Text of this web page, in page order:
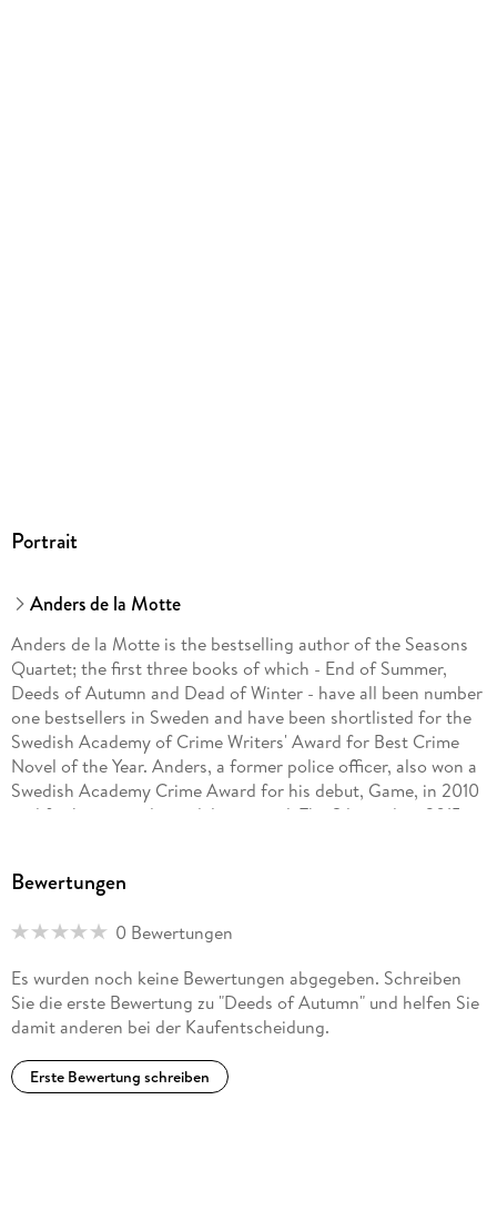
Portrait
Anders de la Motte
Anders de la Motte is the bestselling author of the Seasons
Quartet; the first three books of which - End of Summer,
Deeds of Autumn and Dead of Winter - have all been number
one bestsellers in Sweden and have been shortlisted for the
Swedish Academy of Crime Writers' Award for Best Crime
Novel of the Year. Anders, a former police officer, also won a
Swedish Academy Crime Award for his debut, Game, in 2010
and for his second standalone novel, The Silenced, in 2015.
published over half a million copies. Set in southern Sweden,
Bewertungen
0 Bewertungen
Es wurden noch keine Bewertungen abgegeben. Schreiben
Sie die erste Bewertung zu "Deeds of Autumn" und helfen Sie
damit anderen bei der Kaufentscheidung.
Erste Bewertung schreiben